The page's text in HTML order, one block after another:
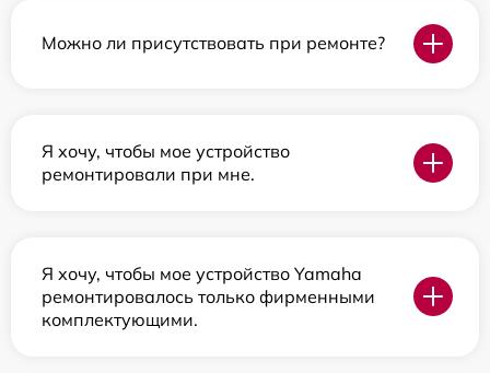
Можно ли присутствовать при ремонте?
Я хочу, чтобы мое устройство
ремонтировали при мне.
Я хочу, чтобы мое устройство Yamaha
ремонтировалось только фирменными
комплектующими.